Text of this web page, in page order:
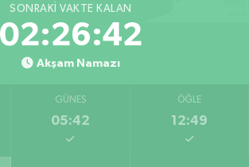
SONRAKI VAKTE KALAN
02:26:41
Akşam Namazı
GÜNEŞ
05:42
ÖĞLE
12:49